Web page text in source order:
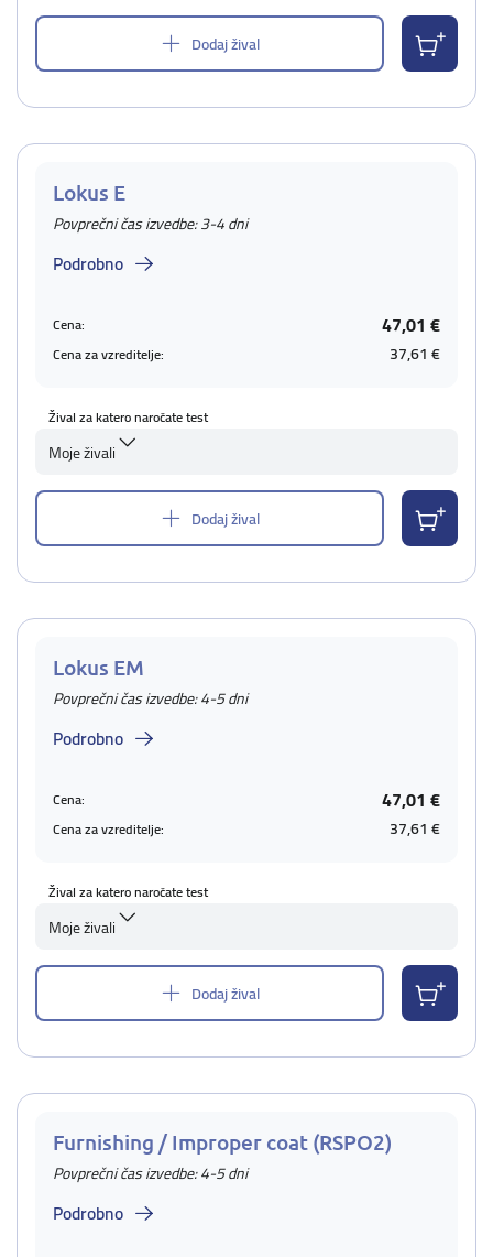
Dodaj žival
Lokus E
Povprečni čas izvedbe: 3-4 dni
Podrobno
Cena: 47,01 €
Cena za vzreditelje: 37,61 €
Žival za katero naročate test
Moje živali
Dodaj žival
Lokus EM
Povprečni čas izvedbe: 4-5 dni
Podrobno
Cena: 47,01 €
Cena za vzreditelje: 37,61 €
Žival za katero naročate test
Moje živali
Dodaj žival
Furnishing / Improper coat (RSPO2)
Povprečni čas izvedbe: 4-5 dni
Podrobno